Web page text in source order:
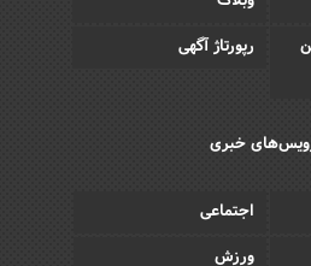
رپورتاژ آگهی
خبری
اجتماعی
ورزش